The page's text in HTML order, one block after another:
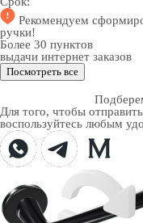
Рекомендуем
ручки!
Более 30 пунктов
выдачи интернет заказов
Посмотреть все
Для того, чтобы
воспользуйтесь любым